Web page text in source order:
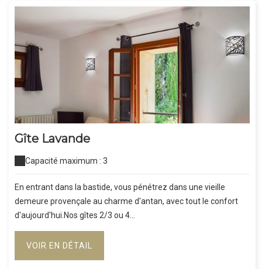
Gîte Lavande
Capacité maximum : 3
En entrant dans la bastide, vous pénétrez dans une vieille
demeure provençale au charme d'antan, avec tout le confort
d'aujourd'hui.Nos gîtes 2/3 ou 4...
VOIR EN DÉTAIL